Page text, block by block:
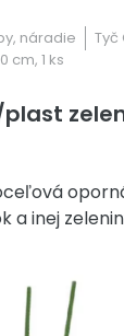
náradie
Tyč
cm, 1 ks
a inej